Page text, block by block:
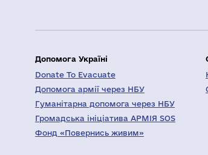
Допомога Україні
Donate To Evacuate
Допомога армії через НБУ
Гуманітарна допомога через НБУ
Громадська ініціатива АРМІЯ SOS
Фонд «Повернись живим»